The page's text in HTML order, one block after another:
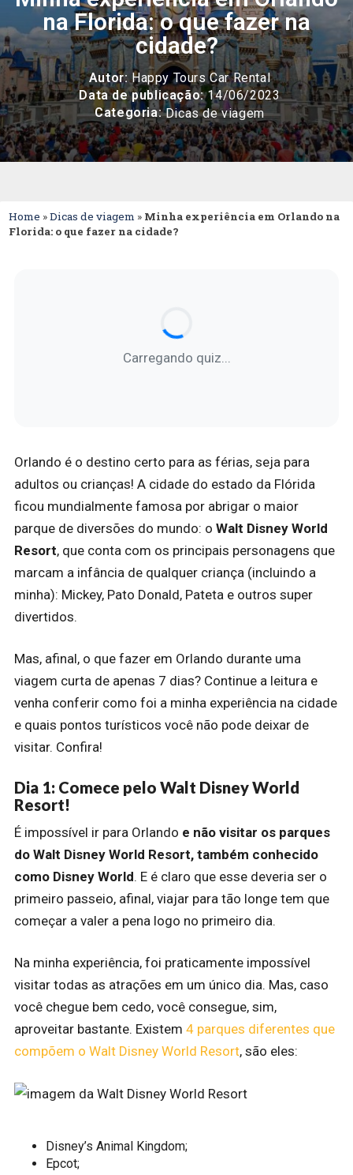
na Florida: o que fazer na
cidade?
Autor:Happy Tours Car Rental
Data de publicação:14/06/2023
Categoria: Dicas de viagem
Home »Dicas de viagem » Minha experiência em Orlando na
Florida: o que fazer na cidade?
Carregando quiz...
Orlando é o destino certo para as férias, seja para
adultos ou crianças! A cidade do estado da Flórida
ficou mundialmente famosa por abrigar o maior
parque de diversões do mundo: o Walt Disney World
Resort, que conta com os principais personagens que
marcam a infância de qualquer criança (incluindo a
minha): Mickey, Pato Donald, Pateta e outros super
divertidos.
Mas, afinal, o que fazer em Orlando durante uma
viagem curta de apenas 7 dias? Continue a leitura e
venha conferir como foi a minha experiência na cidade
e quais pontos turísticos você não pode deixar de
visitar. Confira!
Dia 1: Comece pelo Walt Disney World
Resort!
É impossível ir para Orlando e não visitar os parques
do Walt Disney World Resort, também conhecido
como Disney World. E é claro que esse deveria ser o
primeiro passeio, afinal, viajar para tão longe tem que
começar a valer a pena logo no primeiro dia.
Na minha experiência, foi praticamente impossível
visitar todas as atrações em um único dia. Mas, caso
você chegue bem cedo, você consegue, sim,
aproveitar bastante. Existem 4 parques diferentes que
compõem o Walt Disney World Resort, são eles:
Disney’s Animal Kingdom;
Epcot;